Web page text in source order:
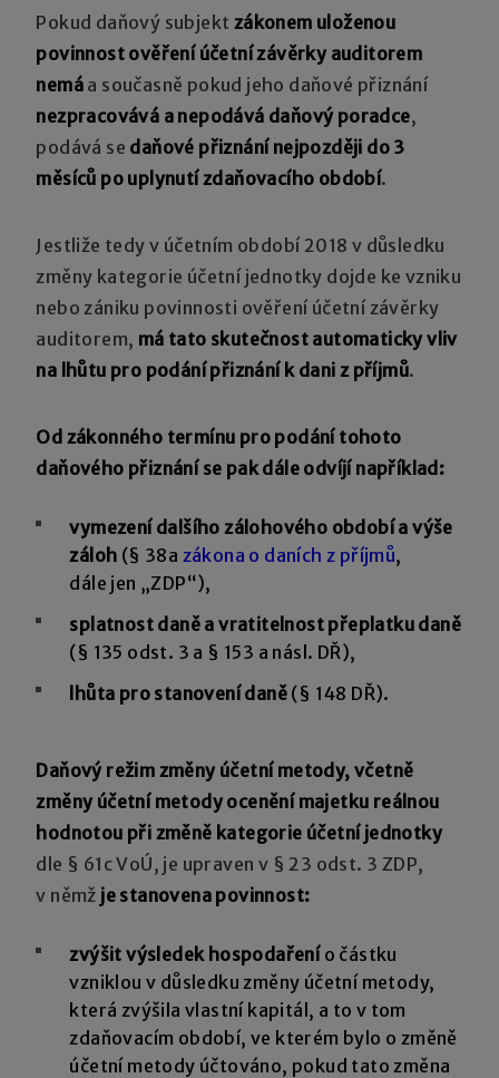
Pokud daňový subjekt zákonem uloženou
povinnost ověření účetní závěrky auditorem
nemá a současně pokud jeho daňové přiznání
nezpracovává a nepodává daňový poradce,
podává se daňové přiznání nejpozději do 3
měsíců po uplynutí zdaňovacího období.
Jestliže tedy v účetním období 2018 v důsledku
změny kategorie účetní jednotky dojde ke vzniku
nebo zániku povinnosti ověření účetní závěrky
auditorem, má tato skutečnost automaticky vliv
na lhůtu pro podání přiznání k dani z příjmů.
Od zákonného termínu pro podání tohoto
daňového přiznání se pak dále odvíjí například:
vymezení dalšího zálohového období a výše
záloh (§ 38a zákona o daních z příjmů,
dále jen „ZDP“),
splatnost daně a vratitelnost přeplatku daně
(§ 135 odst. 3 a § 153 a násl. DŘ),
lhůta pro stanovení daně (§ 148 DŘ).
Daňový režim změny účetní metody, včetně
změny účetní metody ocenění majetku reálnou
hodnotou při změně kategorie účetní jednotky
dle § 61c VoÚ, je upraven v § 23 odst. 3 ZDP,
v němž je stanovena povinnost:
zvýšit výsledek hospodařenío částku
vzniklou v důsledku změny účetní metody,
která zvýšila vlastní kapitál, a to v tom
zdaňovacím období, ve kterém bylo o změně
účetní metody účtováno, pokud tato změna